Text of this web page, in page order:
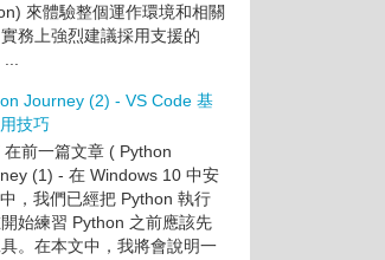
來體驗整個運作環境和相關
務上強烈建議採用支援的
Journey (2) - VS Code 基
技巧
在前一篇文章 ( Python
(1) - 在 Windows 10 中安
，我們已經把 Python 執行
始練習 Python 之前應該先
。在本文中，我將會說明一